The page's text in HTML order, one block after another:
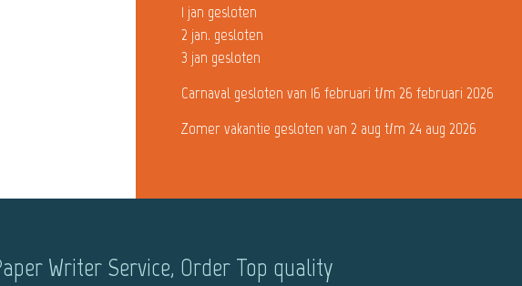
1 jan gesloten
2 jan. gesloten
3 jan gesloten
Carnaval gesloten van 16 februari t/m 26 februari 2026
Zomer vakantie gesloten van 2 aug t/m 24 aug 2026
Writer Service, Order Top quality